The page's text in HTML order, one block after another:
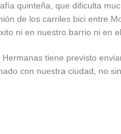
quinteña, que dificulta
de los carriles bici entre
ni en nuestro barrio ni en
tiene previsto
con nuestra ciudad, no